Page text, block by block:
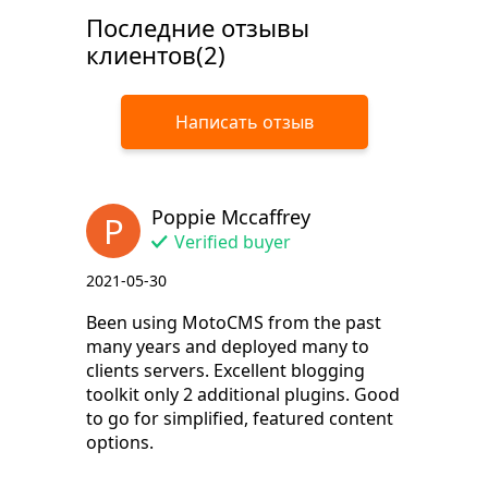
Последние отзывы
клиентов(2)
Написать отзыв
P Poppie Mccaffrey
Verified buyer
2021-05-30
Been using MotoCMS from the past
many years and deployed many to
clients servers. Excellent blogging
toolkit only 2 additional plugins. Good
to go for simplified, featured content
options.